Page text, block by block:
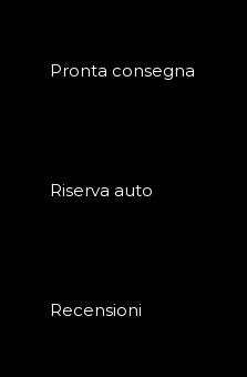
Pronta consegna
Riserva auto
Recensioni